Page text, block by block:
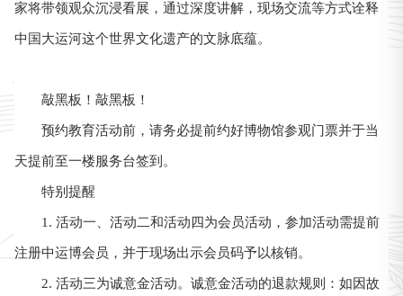
家将带领观众沉浸看展，通过深度讲解，现场交流等方式诠释
中国大运河这个世界文化遗产的文脉底蕴。
敲黑板！敲黑板！
预约教育活动前，请务必提前约好博物馆参观门票并于当
天提前至一楼服务台签到。
特别提醒
1. 活动一、活动二和活动四为会员活动，参加活动需提前
注册中运博会员，并于现场出示会员码予以核销。
2. 活动三为诚意金活动。诚意金活动的退款规则：如因故